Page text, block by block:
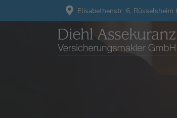
Elisabethenstr. 6, Rüsselsheim